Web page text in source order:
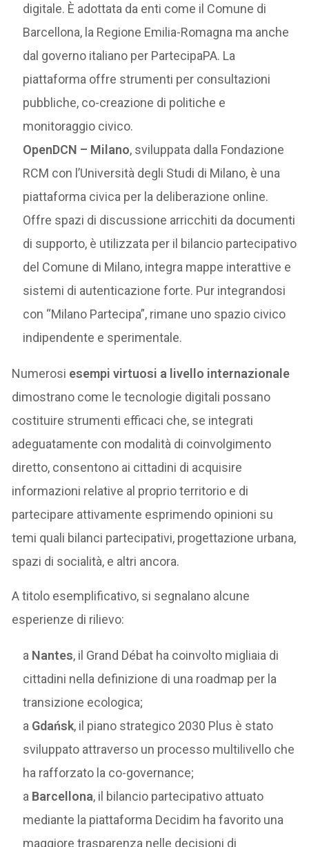
digitale. È adottata da enti come il Comune di
Barcellona, la Regione Emilia-Romagna ma anche
dal governo italiano per PartecipaPA. La
piattaforma offre strumenti per consultazioni
pubbliche, co-creazione di politiche e
monitoraggio civico.
OpenDCN – Milano, sviluppata dalla Fondazione
RCM con l’Università degli Studi di Milano, è una
piattaforma civica per la deliberazione online.
Offre spazi di discussione arricchiti da documenti
di supporto, è utilizzata per il bilancio partecipativo
del Comune di Milano, integra mappe interattive e
sistemi di autenticazione forte. Pur integrandosi
con “Milano Partecipa”, rimane uno spazio civico
indipendente e sperimentale.
Numerosi esempi virtuosi a livello internazionale
dimostrano come le tecnologie digitali possano
costituire strumenti efficaci che, se integrati
adeguatamente con modalità di coinvolgimento
diretto, consentono ai cittadini di acquisire
informazioni relative al proprio territorio e di
partecipare attivamente esprimendo opinioni su
temi quali bilanci partecipativi, progettazione urbana,
spazi di socialità, e altri ancora.
A titolo esemplificativo, si segnalano alcune
esperienze di rilievo:
a Nantes, il Grand Débat ha coinvolto migliaia di
cittadini nella definizione di una roadmap per la
transizione ecologica;
a Gdańsk, il piano strategico 2030 Plus è stato
sviluppato attraverso un processo multilivello che
ha rafforzato la co-governance;
a Barcellona, il bilancio partecipativo attuato
mediante la piattaforma Decidim ha favorito una
maggiore trasparenza nelle decisioni di